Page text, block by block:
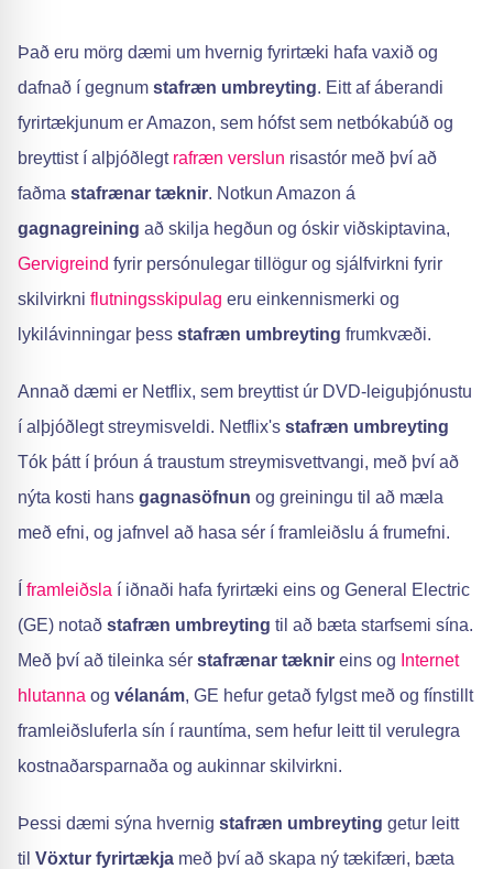
Það eru mörg dæmi um hvernig fyrirtæki hafa vaxið og
dafnað í gegnum stafræn umbreyting. Eitt af áberandi
fyrirtækjunum er Amazon, sem hófst sem netbókabúð og
breyttist í alþjóðlegt rafræn verslun risastór með því að
faðma stafrænar tæknir. Notkun Amazon á
gagnagreining að skilja hegðun og óskir viðskiptavina,
Gervigreind fyrir persónulegar tillögur og sjálfvirkni fyrir
skilvirkni flutningsskipulag eru einkennismerki og
lykilávinningar þess stafræn umbreyting frumkvæði.
Annað dæmi er Netflix, sem breyttist úr DVD-leiguþjónustu
í alþjóðlegt streymisveldi. Netflix's stafræn umbreyting
Tók þátt í þróun á traustum streymisvettvangi, með því að
nýta kosti hans gagnasöfnun og greiningu til að mæla
með efni, og jafnvel að hasa sér í framleiðslu á frumefni.
framleiðsla í iðnaði hafa fyrirtæki eins og General Electric
(GE) notað stafræn umbreyting til að bæta starfsemi sína.
Með því að tileinka sér stafrænar tæknir eins og Internet
hlutanna og vélanám, GE hefur getað fylgst með og fínstillt
framleiðsluferla sín í rauntíma, sem hefur leitt til verulegra
kostnaðarsparnaða og aukinnar skilvirkni.
Þessi dæmi sýna hvernig stafræn umbreyting getur leitt
til Vöxtur fyrirtækja með því að skapa ný tækifæri, bæta